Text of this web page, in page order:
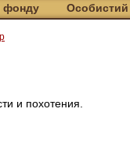
фонду Особистий
и похотения.